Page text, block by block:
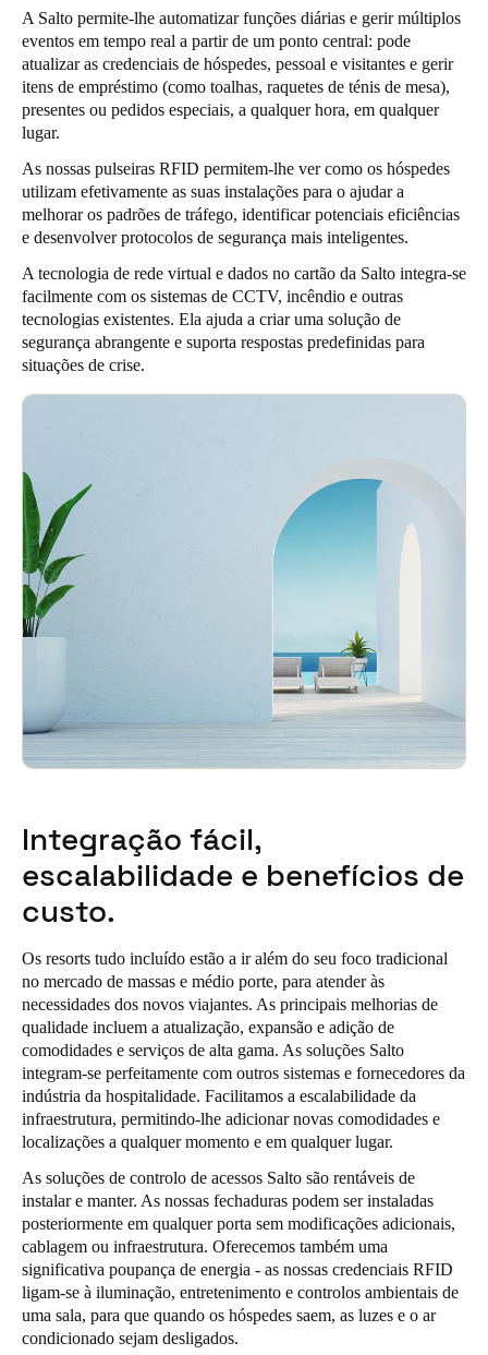
A Salto permite-lhe automatizar funções diárias e gerir múltiplos
eventos em tempo real a partir de um ponto central: pode
atualizar as credenciais de hóspedes, pessoal e visitantes e gerir
itens de empréstimo (como toalhas, raquetes de ténis de mesa),
presentes ou pedidos especiais, a qualquer hora, em qualquer
lugar.
As nossas pulseiras RFID permitem-lhe ver como os hóspedes
utilizam efetivamente as suas instalações para o ajudar a
melhorar os padrões de tráfego, identificar potenciais eficiências
e desenvolver protocolos de segurança mais inteligentes.
A tecnologia de rede virtual e dados no cartão da Salto integra-se
facilmente com os sistemas de CCTV, incêndio e outras
tecnologias existentes. Ela ajuda a criar uma solução de
segurança abrangente e suporta respostas predefinidas para
situações de crise.
Integração fácil,
escalabilidade e benefícios de
custo.
Os resorts tudo incluído estão a ir além do seu foco tradicional
no mercado de massas e médio porte, para atender às
necessidades dos novos viajantes. As principais melhorias de
qualidade incluem a atualização, expansão e adição de
comodidades e serviços de alta gama. As soluções Salto
integram-se perfeitamente com outros sistemas e fornecedores da
indústria da hospitalidade. Facilitamos a escalabilidade da
infraestrutura, permitindo-lhe adicionar novas comodidades e
localizações a qualquer momento e em qualquer lugar.
As soluções de controlo de acessos Salto são rentáveis de
instalar e manter. As nossas fechaduras podem ser instaladas
posteriormente em qualquer porta sem modificações adicionais,
cablagem ou infraestrutura. Oferecemos também uma
significativa poupança de energia - as nossas credenciais RFID
ligam-se à iluminação, entretenimento e controlos ambientais de
uma sala, para que quando os hóspedes saem, as luzes e o ar
condicionado sejam desligados.